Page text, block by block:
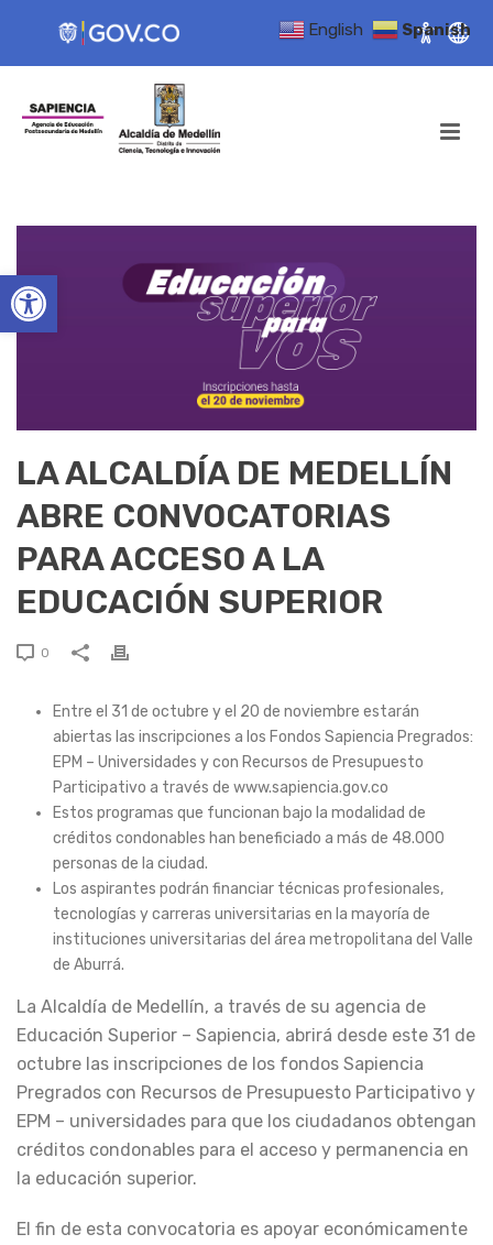
Open toolbar
LA ALCALDÍA DE MEDELLÍN
ABRE CONVOCATORIAS
PARA ACCESO A LA
EDUCACIÓN SUPERIOR
0
Entre el 31 de octubre y el 20 de noviembre estarán
abiertas las inscripciones a los Fondos Sapiencia Pregrados:
EPM – Universidades y con Recursos de Presupuesto
Participativo a través de www.sapiencia.gov.co
Estos programas que funcionan bajo la modalidad de
créditos condonables han beneficiado a más de 48.000
personas de la ciudad.
Los aspirantes podrán financiar técnicas profesionales,
tecnologías y carreras universitarias en la mayoría de
instituciones universitarias del área metropolitana del Valle
de Aburrá.
La Alcaldía de Medellín, a través de su agencia de
Educación Superior – Sapiencia, abrirá desde este 31 de
octubre las inscripciones de los fondos Sapiencia
Pregrados con Recursos de Presupuesto Participativo y
EPM – universidades para que los ciudadanos obtengan
créditos condonables para el acceso y permanencia en
la educación superior.
El fin de esta convocatoria es apoyar económicamente
English Spanish